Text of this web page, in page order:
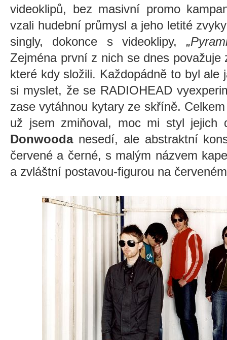
videoklipů, bez masivní promo
vzali hudební průmysl a jeho letité
singly, dokonce s videoklipy,
Zejména první z nich se dnes
které kdy složili. Každopádně to byl ale
si myslet, že se RADIOHEAD
zase vytáhnou kytary ze skříně.
už jsem zmiňoval, moc mi styl jejich
Donwoodanesedí, ale abstraktní
červené a černé, s malým názvem
a zvláštní postavou-figurou na